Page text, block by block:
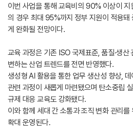
이번 사업을 통해 교육비의 90% 이상이 지
의 경우 최대 95%까지 정부 지원이 적용돼
게 완화될 전망이다.
교육 과정은 기존 ISO 국제표준, 품질·생산
변하는 산업 트렌드를 전면 반영했다.
생성형 AI 활용을 통한 업무 생산성 향상,
관련 과정이 새롭게 마련됐으며 탄소중립
규제 대응 교육도 강화됐다.
이와 함께 세대 간 소통과 조직 변화 관리
확대 운영된다.